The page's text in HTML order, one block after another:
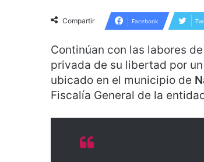
Compartir Facebook
Continúan con las labores
privada de su libertad por un
ubicado en el municipio de
Fiscalía General de la